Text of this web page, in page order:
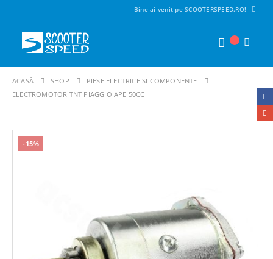
Bine ai venit pe SCOOTERSPEED.RO!
ACASĂ SHOP
PIESE ELECTRICE SI COMPONENTE
ELECTROMOTOR TNT PIAGGIO APE 50CC
-15%